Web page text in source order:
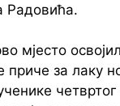
Радовића.
мјесто
приче за лаку